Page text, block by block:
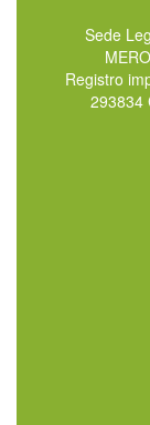
Sede
Registro
293834